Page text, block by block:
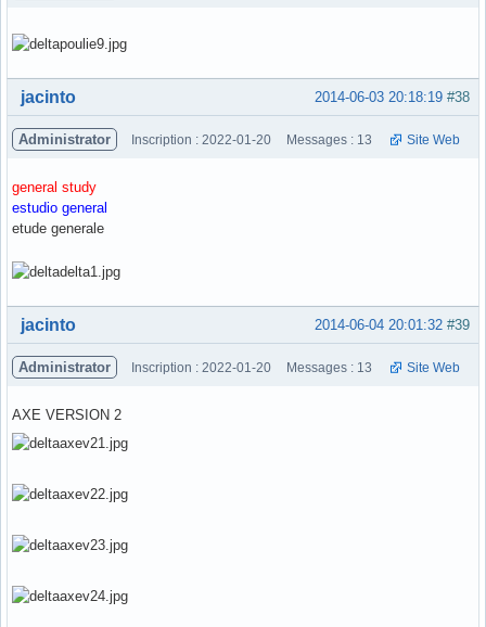
Hors ligne #38
2014-06-03 20:18:19
jacinto
Administrator Inscription : 2022-01-20 Messages : 13 Site Web
general study
estudio general
etude generale
Hors ligne #39
2014-06-04 20:01:32
jacinto
Administrator Inscription : 2022-01-20 Messages : 13 Site Web
AXE VERSION 2